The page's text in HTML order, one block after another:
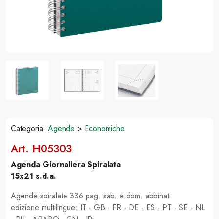
Categoria: Agende > Economiche
Art. H05303
Agenda Giornaliera Spiralata
15x21 s.d.a.
Agende spiralate 336 pag. sab. e dom. abbinati
edizione multilingue: IT - GB - FR - DE - ES - PT - SE - NL